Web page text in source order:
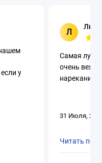
если у
Л
Самая
очень
нареканий.
31 Июля,
Читать